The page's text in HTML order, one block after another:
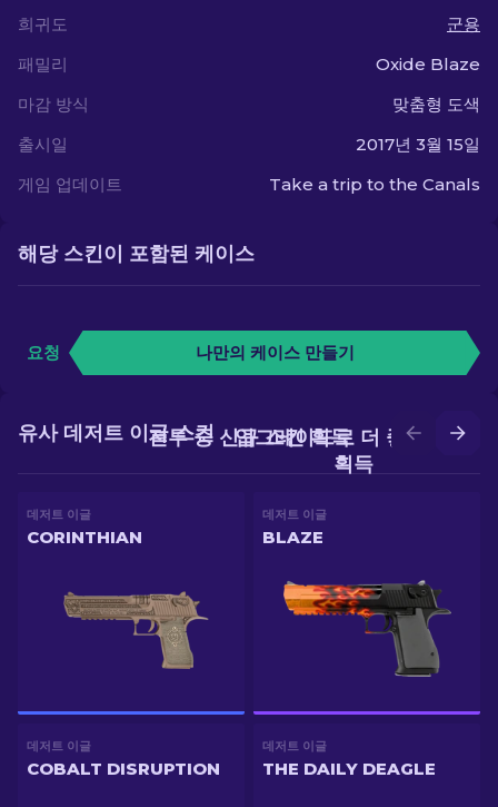
희귀도
군용
패밀리
Oxide Blaze
마감 방식
맞춤형 도색
출시일
2017년 3월 15일
게임 업데이트
Take a trip to the Canals
해당 스킨이 포함된 케이스
요청 나만의 케이스 만들기
업그레이드로 더 좋은 스킨
획득
전투 중 신규 스킨 획득
유사 데저트 이글 스킨
데저트 이글
CORINTHIAN
데저트 이글
BLAZE
데저트 이글
COBALT DISRUPTION
데저트 이글
THE DAILY DEAGLE